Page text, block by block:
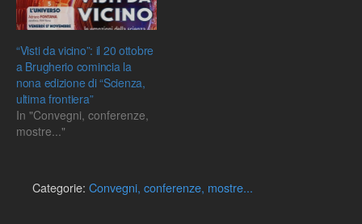
“Visti da vicino”: il 20 ottobre
a Brugherio comincia la
nona edizione di “Scienza,
ultima frontiera”
In "Convegni, conferenze,
mostre..."
Categorie: Convegni, conferenze, mostre...